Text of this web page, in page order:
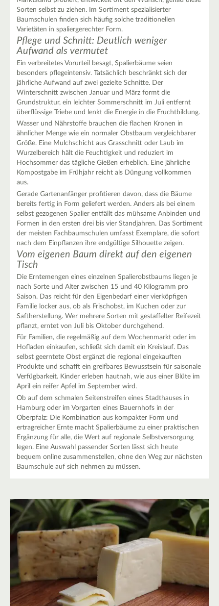
Sorten selbst zu ziehen. Im Sortiment spezialisierter
Baumschulen finden sich häufig solche traditionellen
Varietäten in spaliergerechter Form.
Pflege und Schnitt: Deutlich weniger
Aufwand als vermutet
Ein verbreitetes Vorurteil besagt, Spalierbäume seien
besonders pflegeintensiv. Tatsächlich beschränkt sich der
jährliche Aufwand auf zwei gezielte Schnitte. Der
Winterschnitt zwischen Januar und März formt die
Grundstruktur, ein leichter Sommerschnitt im Juli entfernt
überflüssige Triebe und lenkt die Energie in die Fruchtbildung.
Wasser und Nährstoffe brauchen die flachen Kronen in
ähnlicher Menge wie ein normaler Obstbaum vergleichbarer
Größe. Eine Mulchschicht aus Grasschnitt oder Laub im
Wurzelbereich hält die Feuchtigkeit und reduziert im
Hochsommer das tägliche Gießen erheblich. Eine jährliche
Kompostgabe im Frühjahr reicht als Düngung vollkommen
aus.
Gerade Gartenanfänger profitieren davon, dass die Bäume
bereits fertig in Form geliefert werden. Anders als bei einem
selbst gezogenen Spalier entfällt das mühsame Anbinden und
Formen in den ersten drei bis vier Standjahren. Das Sortiment
der meisten Fachbaumschulen umfasst Exemplare, die sofort
nach dem Einpflanzen ihre endgültige Silhouette zeigen.
Vom eigenen Baum direkt auf den eigenen
Tisch
Die Erntemengen eines einzelnen Spalierobstbaums liegen je
nach Sorte und Alter zwischen 15 und 40 Kilogramm pro
Saison. Das reicht für den Eigenbedarf einer vierköpfigen
Familie locker aus, ob als Frischobst, im Kuchen oder zur
Saftherstellung. Wer mehrere Sorten mit gestaffelter Reifezeit
pflanzt, erntet von Juli bis Oktober durchgehend.
Für Familien, die regelmäßig auf dem Wochenmarkt oder im
Hofladen einkaufen, schließt sich damit ein Kreislauf. Das
selbst geerntete Obst ergänzt die regional eingekauften
Produkte und schafft ein greifbares Bewusstsein für saisonale
Verfügbarkeit. Kinder erleben hautnah, wie aus einer Blüte im
April ein reifer Apfel im September wird.
Ob auf dem schmalen Seitenstreifen eines Stadthauses in
Hamburg oder im Vorgarten eines Bauernhofs in der
Oberpfalz: Die Kombination aus kompakter Form und
ertragreicher Ernte macht Spalierbäume zu einer praktischen
Ergänzung für alle, die Wert auf regionale Selbstversorgung
legen. Eine Auswahl passender Sorten lässt sich heute
bequem online zusammenstellen, ohne den Weg zur nächsten
Baumschule auf sich nehmen zu müssen.